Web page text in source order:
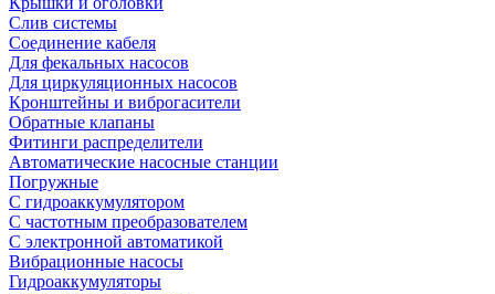
Слив системы
Соединение кабеля
Для фекальных насосов
Для циркуляционных насосов
Кронштейны и виброгасители
Обратные клапаны
Фитинги распределители
Автоматические насосные станции
Погружные
С гидроаккумулятором
С частотным преобразователем
С электронной автоматикой
Вибрационные насосы
Гидроаккумуляторы